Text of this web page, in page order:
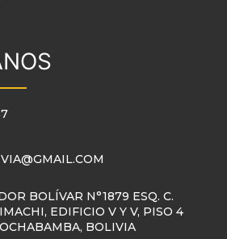
BOLÍVAR N°1879 ESQ. C.
EDIFICIO V Y V, PISO 4
BOLIVIA